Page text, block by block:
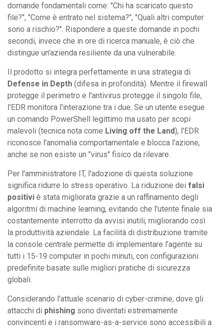
domande fondamentali come: "Chi ha scaricato questo
file?", "Come è entrato nel sistema?", "Quali altri computer
sono a rischio?". Rispondere a queste domande in pochi
secondi, invece che in ore di ricerca manuale, è ciò che
distingue un'azienda resiliente da una vulnerabile.
Il prodotto si integra perfettamente in una strategia di
Defense in Depth (difesa in profondità). Mentre il firewall
protegge il perimetro e l'antivirus protegge il singolo file,
l'EDR monitora l'interazione tra i due. Se un utente esegue
un comando PowerShell legittimo ma usato per scopi
malevoli (tecnica nota come Living off the Land), l'EDR
riconosce l'anomalia comportamentale e blocca l'azione,
anche se non esiste un "virus" fisico da rilevare.
Per l'amministratore IT, l'adozione di questa soluzione
significa ridurre lo stress operativo. La riduzione dei falsi
positivi è stata migliorata grazie a un raffinamento degli
algoritmi di machine learning, evitando che l'utente finale sia
costantemente interrotto da avvisi inutili, migliorando così
la produttività aziendale. La facilità di distribuzione tramite
la console centrale permette di implementare l'agente su
tutti i 15-19 computer in pochi minuti, con configurazioni
predefinite basate sulle migliori pratiche di sicurezza
globali.
Considerando l'attuale scenario di cyber-crimine, dove gli
attacchi di phishing sono diventati estremamente
convincenti e i ransomware-as-a-service sono accessibili a